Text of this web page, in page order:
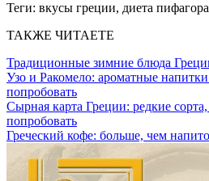
Теги: вкусы греции, диета пифагора
ТАКЖЕ ЧИТАЕТЕ
Традиционные зимние блюда
Узо и Ракомело: ароматные
попробовать
Сырная карта Греции: редкие
попробовать
Греческий кофе: больше, чем